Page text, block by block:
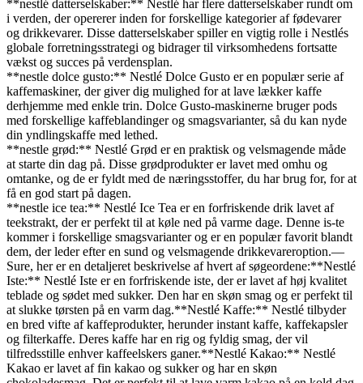
**nestlé datterselskaber:** Nestlé har flere datterselskaber rundt om
i verden, der opererer inden for forskellige kategorier af fødevarer
og drikkevarer. Disse datterselskaber spiller en vigtig rolle i Nestlés
globale forretningsstrategi og bidrager til virksomhedens fortsatte
vækst og succes på verdensplan.
**nestle dolce gusto:** Nestlé Dolce Gusto er en populær serie af
kaffemaskiner, der giver dig mulighed for at lave lækker kaffe
derhjemme med enkle trin. Dolce Gusto-maskinerne bruger pods
med forskellige kaffeblandinger og smagsvarianter, så du kan nyde
din yndlingskaffe med lethed.
**nestle grød:** Nestlé Grød er en praktisk og velsmagende måde
at starte din dag på. Disse grødprodukter er lavet med omhu og
omtanke, og de er fyldt med de næringsstoffer, du har brug for, for at
få en god start på dagen.
**nestle ice tea:** Nestlé Ice Tea er en forfriskende drik lavet af
teekstrakt, der er perfekt til at køle ned på varme dage. Denne is-te
kommer i forskellige smagsvarianter og er en populær favorit blandt
dem, der leder efter en sund og velsmagende drikkevareroption.—
Sure, her er en detaljeret beskrivelse af hvert af søgeordene:**Nestlé
Iste:** Nestlé Iste er en forfriskende iste, der er lavet af høj kvalitet
teblade og sødet med sukker. Den har en skøn smag og er perfekt til
at slukke tørsten på en varm dag.**Nestlé Kaffe:** Nestlé tilbyder
en bred vifte af kaffeprodukter, herunder instant kaffe, kaffekapsler
og filterkaffe. Deres kaffe har en rig og fyldig smag, der vil
tilfredsstille enhver kaffeelskers ganer.**Nestlé Kakao:** Nestlé
Kakao er lavet af fin kakao og sukker og har en skøn